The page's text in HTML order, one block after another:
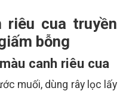
riêu cua truyền
bỗng
canh riêu cua
muối, dùng rây lọc lấy